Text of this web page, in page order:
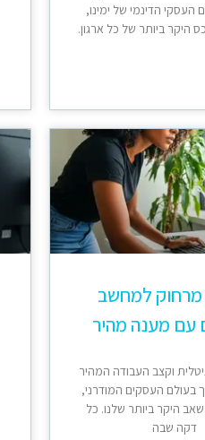
העסקי הדינמי של ימינו,
היקר ביותר של כל ארגון.
מרחוק למחשב
עם מענה מהיר
וקצב העבודה המהיר
העסקים המודרני,
היקר ביותר שלנו. כל
דקה שבה